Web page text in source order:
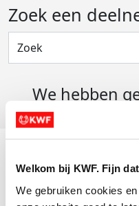
Welkom bij KWF. Fijn
We gebruiken cookies
Zoek een
We hebben
Actiematerialen
Evenementen